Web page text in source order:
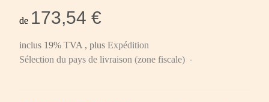
de 173,54 €
inclus 19% TVA , plus Expédition
Sélection du pays de livraison (zone fiscale)